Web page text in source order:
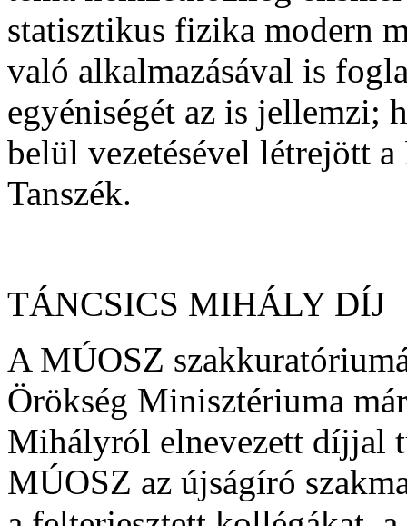
statisztikus fizika modern
való alkalmazásával is
egyéniségét az is jellemzi;
belül vezetésével létrejött
Tanszék.
TÁNCSICS MIHÁLY DÍJ
A MÚOSZ
Örökség Minisztériuma
Mihályról elnevezett díjjal
MÚOSZ az újságíró